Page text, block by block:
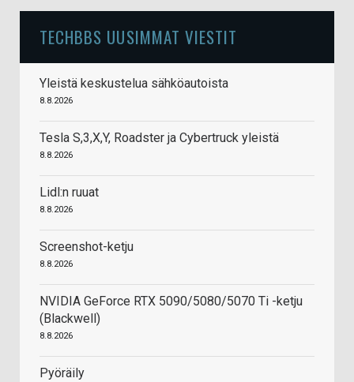
TECHBBS UUSIMMAT VIESTIT
Yleistä keskustelua sähköautoista
8.8.2026
Tesla S,3,X,Y, Roadster ja Cybertruck yleistä
8.8.2026
Lidl:n ruuat
8.8.2026
Screenshot-ketju
8.8.2026
NVIDIA GeForce RTX 5090/5080/5070 Ti -ketju
(Blackwell)
8.8.2026
Pyöräily